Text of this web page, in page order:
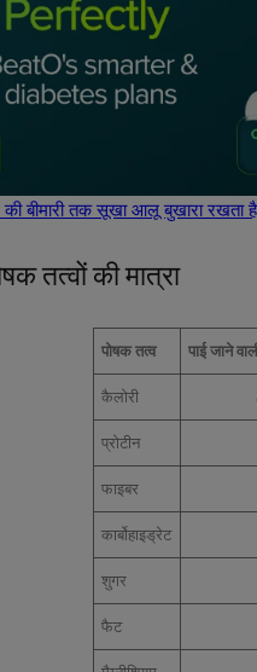
बीमारी तक सूखा आलू बुखारा रखता
तत्वों की मात्रा
पोषक तत्व पाई जाने
कैलोरी
प्रोटीन
फाइबर
कार्बोहाइड्रेट
शुगर
फैट